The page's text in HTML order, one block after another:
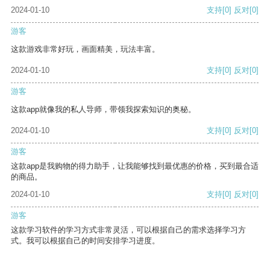
2024-01-10 支持[0] 反对[0]
游客
这款游戏非常好玩，画面精美，玩法丰富。
2024-01-10 支持[0] 反对[0]
游客
这款app就像我的私人导师，带领我探索知识的奥秘。
2024-01-10 支持[0] 反对[0]
游客
这款app是我购物的得力助手，让我能够找到最优惠的价格，买到最合适
的商品。
2024-01-10
支持[0] 反对[0]
游客
这款学习软件的学习方式非常灵活，可以根据自己的需求选择学习方
式。我可以根据自己的时间安排学习进度。